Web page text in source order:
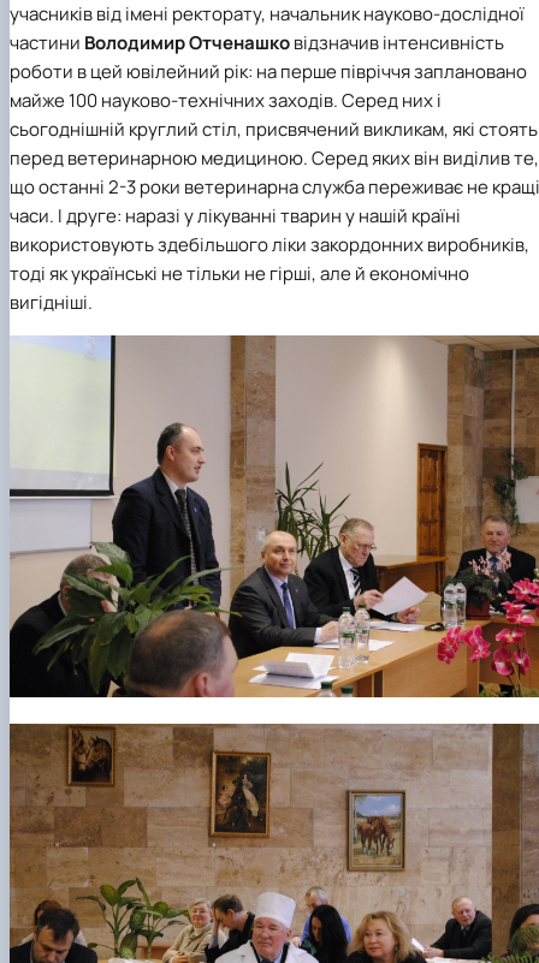
учасників від імені ректорату, начальникнауково-дослідної
частини Володимир Отченашковідзначив інтенсивність
роботи в цей ювілейний рік: на перше півріччя заплановано
майже 100 науково-технічних заходів. Серед них і
сьогоднішній круглий стіл, присвячений викликам, які стоять
перед ветеринарною медициною. Серед яких він виділив те,
що останні 2-3 роки ветеринарна служба переживає не кращі
часи. І друге: наразі у лікуванні тварин у нашій країні
використовують здебільшого ліки закордонних виробників,
тоді як українські не тільки не гірші, але й економічно
вигідніші.